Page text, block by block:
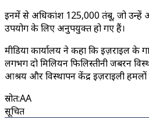
इनमें से अधिकांश 125,000 तंबू, जो उन्हें
उपयोग के लिए अनुपयुक्त हो गए हैं।
मीडिया कार्यालय ने कहा कि इज़राइल के
लगभग दो मिलियन फिलिस्तीनी जबरन
आश्रय और विस्थापन केंद्र इज़राइली हमलों
स्रोत:AA
सूचित